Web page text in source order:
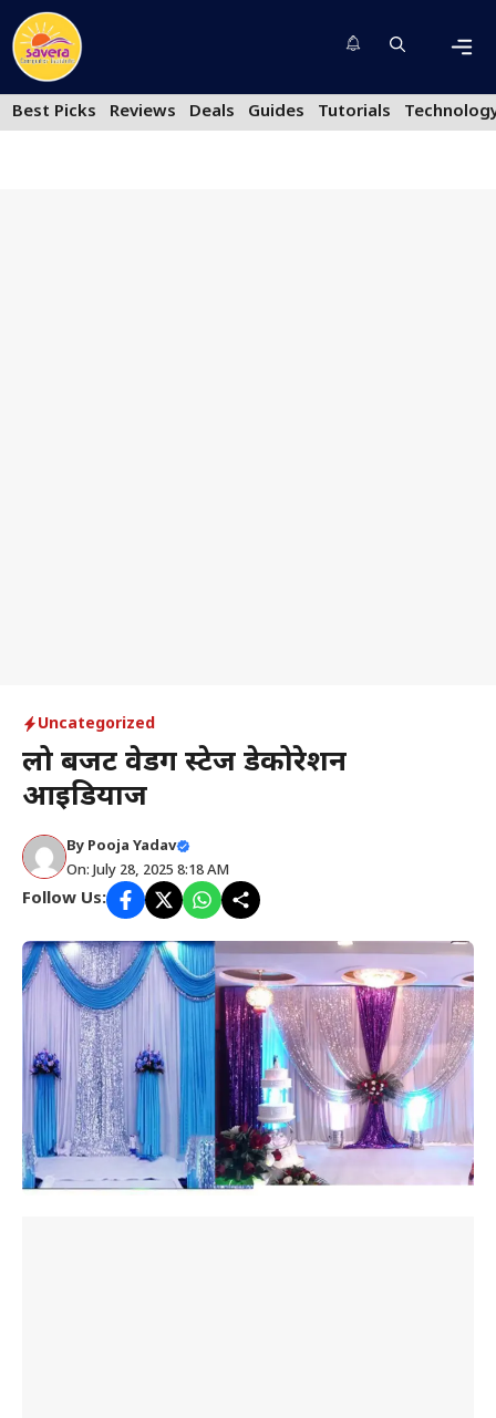
Skip
to
content
Best Picks
Reviews Deals Guides Tutorials
Uncategorized
लो बजट वेडिंग स्टेज डेकोरेशन
आइडियाज
By Pooja Yadav
On: July 28, 2025 8:18 AM
Follow Us: